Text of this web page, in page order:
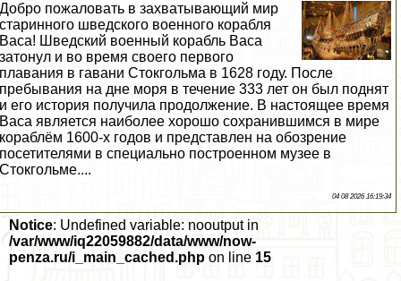
Добро пожаловать в захватывающий мир
старинного шведского военного корабля
Васа! Шведский военный корабль Васа
затонул и во время своего первого
плавания в гавани Стокгольма в 1628 году. После
пребывания на дне моря в течение 333 лет он был поднят
и его история получила продолжение. В настоящее время
Васа является наиболее хорошо сохранившимся в мире
кораблём 1600-х годов и представлен на обозрение
посетителями в специально построенном музее в
Стокгольме....
04 08 2026 16:19:34
Notice: Undefined variable: nooutput in
/var/www/iq22059882/data/www/now-
penza.ru/i_main_cached.php on line 15